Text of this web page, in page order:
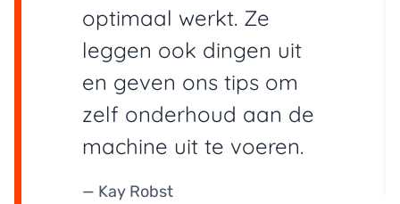
optimaal werkt. Ze
leggen ook dingen uit
en geven ons tips om
zelf onderhoud aan de
machine uit te voeren.
— Kay Robst